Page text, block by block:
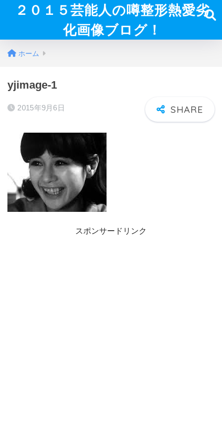
２０１５芸能人の噂整形熱愛劣
化画像ブログ！
ホーム
yjimage-1
2015年9月6日
スポンサードリンク